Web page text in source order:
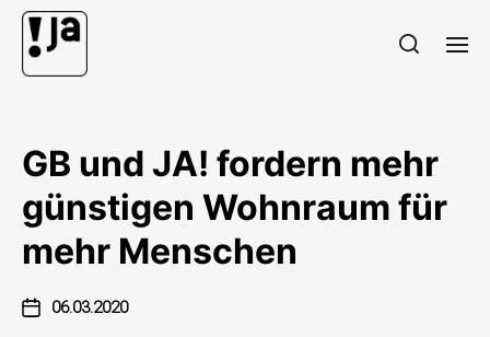
GB und JA! fordern mehr
günstigen Wohnraum für
mehr Menschen
06.03.2020